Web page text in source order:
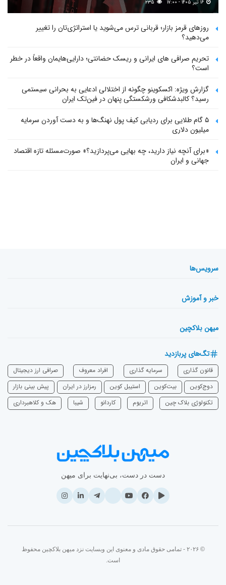
۲۳۵
روزهای قرمز بازار؛ قربانی ترس می‌شوید یا استراتژی‌تان را تغییر
می‌دهید؟
تحریم صرافی های ایرانی و ریسک حضانتی؛ دارایی‌هایمان واقعاً در خطر
است؟
گزارش ویژه: اکسکوینو چگونه از اختلالی ادعایی به بحرانی سیستمی
رسید؟ کالبدشکافی ورشکستگی پنهان در فین‌تک ایران
۵ گام طلایی برای ردیابی کیف پول‌ نهنگ‌ها و به دست آوردن سرمایه
میلیون دلاری
«برای آنچه نیاز دارید، چه بهایی می‌پردازید؟» صورت‌مسئله تازه اقتصاد
جهانی و ایران
سرویس‌ها
خبر و آموزش
میهن بلاکچین
تگ‌های پربازدید
قانون گذاری سرمایه‌ گذاری افراد معروف
صرافی ارز دیجیتال
دوج‌کوین
بیت‌کوین استیبل کوین رمزارز در ایران
پیش بینی بازار
تکنولوژی بلاک چین
اتریوم ‌کاردانو شیبا هک و کلاهبرداری
دست در دست، بی‌نهایت برای میهن
© ۲۰۲۶ - تمامی حقوق مادی و معنوی این وبسایت نزد میهن بلاکچین محفوظ
است.